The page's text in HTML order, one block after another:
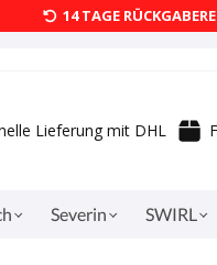
14 TAGE
Lieferung mit DHL
Severin SWIRL